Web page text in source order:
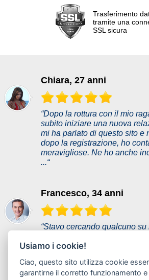
Trasferimento
tramite una
SSL sicura
“Dopo la rottura con il mio
subito iniziare una nuova
mi ha parlato di questo sito e
dopo la registrazione, ho
meravigliose. Ne ho anche
...“
Chiara, 27 anni
“Stavo cercando qualcuno
all'inizio ero scettico. Le mie
quando ho incontrato la mia
Abbiamo parlato di cose e ...“
Francesco, 34 anni
Usiamo i cookie!
Ciao, questo sito utilizza cookie
garantirne il corretto funzionamento